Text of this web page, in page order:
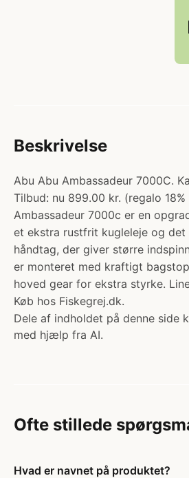
Beskrivelse
Abu Abu Ambassadeur 7000C.
Tilbud: nu 899.00 kr. (regalo
Ambassadeur 7000c er en
et ekstra rustfrit kugleleje og det
håndtag, der giver større
er monteret med kraftigt
hoved gear for ekstra styrke.
Køb hos Fiskegrej.dk.
Dele af indholdet på denne side
med hjælp fra AI.
Ofte stillede
Hvad er navnet på produktet?